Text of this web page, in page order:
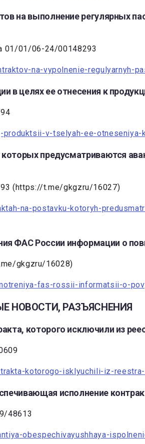
на выполнение регулярных
01/01/06-24/00148293
na-vypolnenie-regulyarnyh-
целях ее отнесения к
v-tselyah-ee-
предусматриваются
(https://t.me/gkgzru/16027)
na-postavku-kotoryh-
ФАС России информации о
gkgzru/16028)
fas-rossii-informatsii-o-
НОВОСТИ, РАЗЪЯСНЕНИЯ
которого исключили из
kotorogo-isklyuchili-iz-
исполнение
48613
obespechivayushhaya-